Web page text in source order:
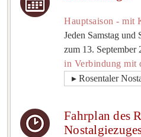
Hauptsaison - mit
Jeden Samstag und
zum 13. September
in Verbindung mit
▸ Rosentaler
Fahrplan des